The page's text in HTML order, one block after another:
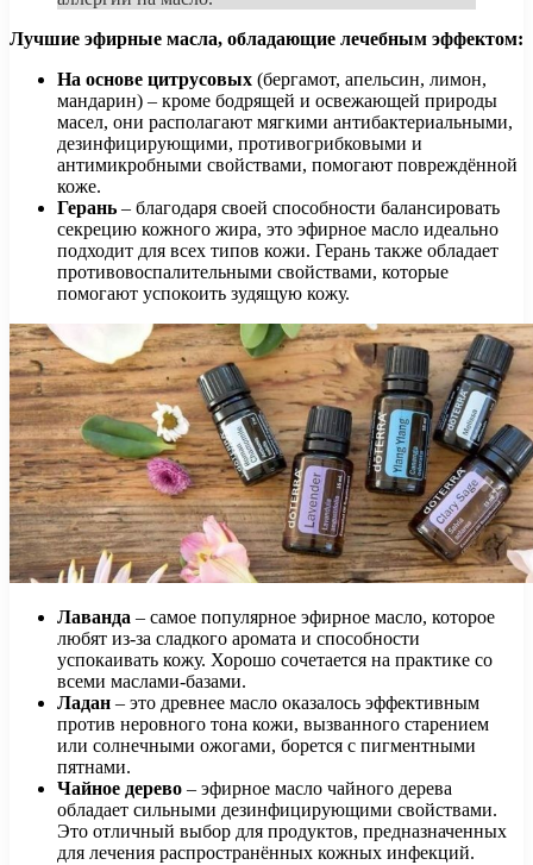
Лучшие эфирные масла, обладающие лечебным эффектом:
На основе цитрусовых (бергамот, апельсин, лимон,
мандарин) – кроме бодрящей и освежающей природы
масел, они располагают мягкими антибактериальными,
дезинфицирующими, противогрибковыми и
антимикробными свойствами, помогают повреждённой
коже.
Герань – благодаря своей способности балансировать
секрецию кожного жира, это эфирное масло идеально
подходит для всех типов кожи. Герань также обладает
противовоспалительными свойствами, которые
помогают успокоить зудящую кожу.
Лаванда – самое популярное эфирное масло, которое
любят из-за сладкого аромата и способности
успокаивать кожу. Хорошо сочетается на практике со
всеми маслами-базами.
Ладан – это древнее масло оказалось эффективным
против неровного тона кожи, вызванного старением
или солнечными ожогами, борется с пигментными
пятнами.
Чайное дерево – эфирное масло чайного дерева
обладает сильными дезинфицирующими свойствами.
Это отличный выбор для продуктов, предназначенных
для лечения распространённых кожных инфекций.